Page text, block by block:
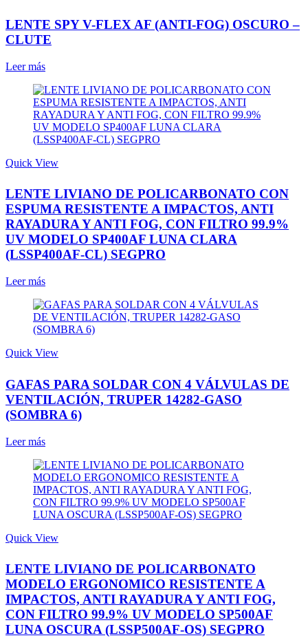
LENTE SPY V-FLEX AF (ANTI-FOG) OSCURO –
CLUTE
Leer más
Quick View
LENTE LIVIANO DE POLICARBONATO CON
ESPUMA RESISTENTE A IMPACTOS, ANTI
RAYADURA Y ANTI FOG, CON FILTRO 99.9%
UV MODELO SP400AF LUNA CLARA
(LSSP400AF-CL) SEGPRO
Leer más
Quick View
GAFAS PARA SOLDAR CON 4 VÁLVULAS DE
VENTILACIÓN, TRUPER 14282-GASO
(SOMBRA 6)
Leer más
Quick View
LENTE LIVIANO DE POLICARBONATO
MODELO ERGONOMICO RESISTENTE A
IMPACTOS, ANTI RAYADURA Y ANTI FOG,
CON FILTRO 99.9% UV MODELO SP500AF
LUNA OSCURA (LSSP500AF-OS) SEGPRO